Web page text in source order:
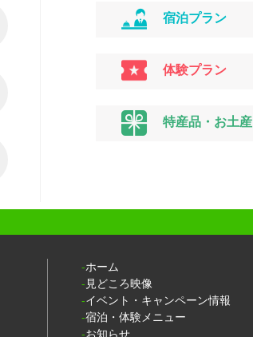
宿泊プラン
体験プラン
特産品・お土産
ホーム
見どころ映像
イベント・キャンペーン情報
宿泊・体験メニュー
お知らせ